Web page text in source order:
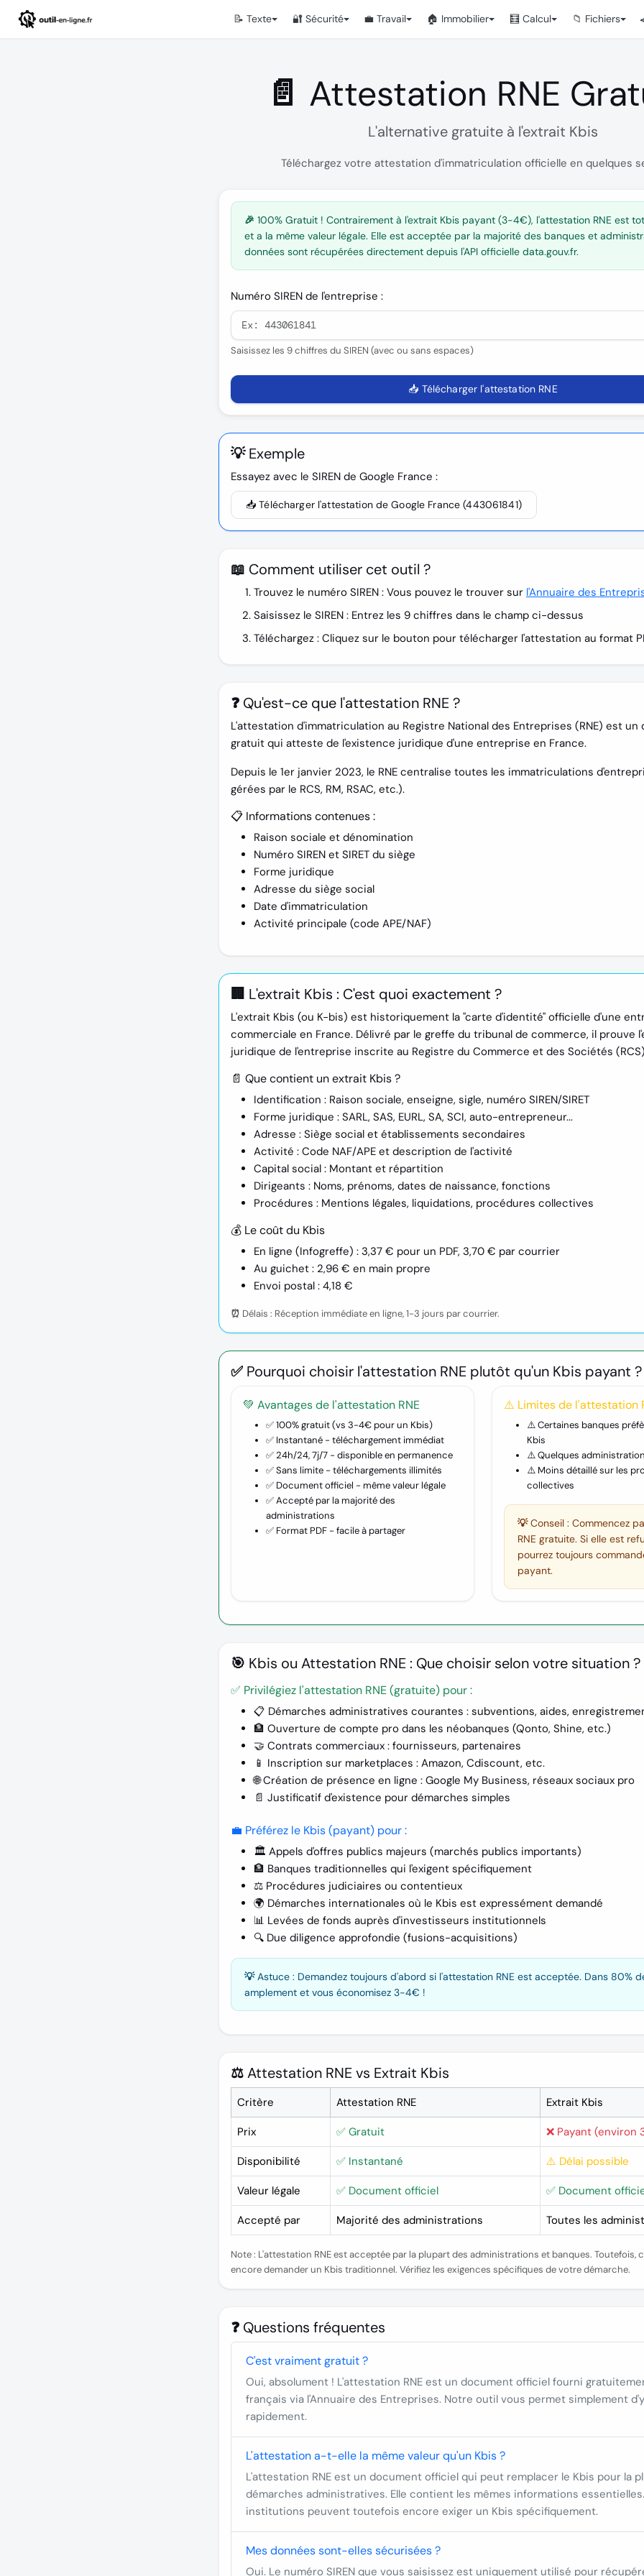
📝 Texte 🔐 Sécurité 💼 Travail 🏠 Immobilier 🧮 Calcul 📁 Fichiers
📄 Attestation RNE
L'alternative gratuite à l'extrait Kbis
Téléchargez votre attestation d'immatriculation officielle en quelques
🎉 100% Gratuit ! Contrairement à l'extrait Kbis payant (3-4€), l'attestation RNE est
et a la même valeur légale. Elle est acceptée par la majorité des banques et
données sont récupérées directement depuis l'API officielle data.gouv.fr.
Numéro SIREN de l'entreprise :
Saisissez les 9 chiffres du SIREN (avec ou sans espaces)
📥 Télécharger l'attestation RNE
💡 Exemple
Essayez avec le SIREN de Google France :
📥 Télécharger l'attestation de Google France (443061841)
📖 Comment utiliser cet outil ?
Trouvez le numéro SIREN : Vous pouvez le trouver sur l'Annuaire des
Saisissez le SIREN : Entrez les 9 chiffres dans le champ ci-dessus
Téléchargez : Cliquez sur le bouton pour télécharger l'attestation au format
❓ Qu'est-ce que l'attestation RNE ?
L'attestation d'immatriculation au Registre National des Entreprises (RNE) est un
gratuit qui atteste de l'existence juridique d'une entreprise en France.
Depuis le 1er janvier 2023, le RNE centralise toutes les immatriculations
gérées par le RCS, RM, RSAC, etc.).
📋 Informations contenues :
Raison sociale et dénomination
Numéro SIREN et SIRET du siège
Forme juridique
Adresse du siège social
Date d'immatriculation
Activité principale (code APE/NAF)
🏢 L'extrait Kbis : C'est quoi exactement ?
L'extrait Kbis (ou K-bis) est historiquement la "carte d'identité" officielle d'une
commerciale en France. Délivré par le greffe du tribunal de commerce, il prouve
juridique de l'entreprise inscrite au Registre du Commerce et des Sociétés
📄 Que contient un extrait Kbis ?
Identification : Raison sociale, enseigne, sigle, numéro SIREN/SIRET
Forme juridique : SARL, SAS, EURL, SA, SCI, auto-entrepreneur...
Adresse : Siège social et établissements secondaires
Activité : Code NAF/APE et description de l'activité
Capital social : Montant et répartition
Dirigeants : Noms, prénoms, dates de naissance, fonctions
Procédures : Mentions légales, liquidations, procédures collectives
💰 Le coût du Kbis
En ligne (Infogreffe) : 3,37 € pour un PDF, 3,70 € par courrier
Au guichet : 2,96 € en main propre
Envoi postal : 4,18 €
⏰ Délais : Réception immédiate en ligne, 1-3 jours par courrier.
✅ Pourquoi choisir l'attestation RNE plutôt qu'un Kbis payant ?
💚 Avantages de l'attestation RNE
✅100% gratuit(vs 3-4€ pour un Kbis)
✅ Instantané - téléchargement immédiat
✅24h/24, 7j/7 - disponible en permanence
✅Sans limite - téléchargements illimités
✅ Document officiel - même valeur légale
✅Accepté par la majorité des
administrations
✅ Format PDF - facile à partager
⚠️ Limites de l'attestation
⚠️ Certaines banques
Kbis
⚠️ Quelques
⚠️ Moins détaillé sur les
collectives
💡 Conseil : Commencez
RNE gratuite. Si elle est
pourrez toujours
payant.
🎯 Kbis ou Attestation RNE : Que choisir selon votre situation ?
✅ Privilégiez l'attestation RNE (gratuite) pour :
📋 Démarches administratives courantes : subventions, aides,
🏦 Ouverture de compte pro dans les néobanques (Qonto, Shine, etc.)
🤝 Contrats commerciaux : fournisseurs, partenaires
📱 Inscription sur marketplaces : Amazon, Cdiscount, etc.
🌐Création de présence en ligne : Google My Business, réseaux sociaux pro
📄 Justificatif d'existence pour démarches simples
💼 Préférez le Kbis (payant) pour :
🏛️ Appels d'offres publics majeurs (marchés publics importants)
🏦 Banques traditionnelles qui l'exigent spécifiquement
⚖️ Procédures judiciaires ou contentieux
🌍 Démarches internationales où le Kbis est expressément demandé
📊 Levées de fonds auprès d'investisseurs institutionnels
🔍 Due diligence approfondie (fusions-acquisitions)
💡 Astuce : Demandez toujours d'abord si l'attestation RNE est acceptée. Dans 80%
amplement et vous économisez 3-4€ !
⚖️ Attestation RNE vs Extrait Kbis
Critère Attestation RNE Extrait Kbis
Prix ✅ Gratuit ❌ Payant
Disponibilité ✅ Instantané ⚠️ Délai possible
Valeur légale ✅ Document officiel ✅ Document
Accepté par Majorité des administrations Toutes les
Note : L'attestation RNE est acceptée par la plupart des administrations et banques. Toutefois,
encore demander un Kbis traditionnel. Vérifiez les exigences spécifiques de votre démarche.
❓ Questions fréquentes
C'est vraiment gratuit ?
Oui, absolument ! L'attestation RNE est un document officiel fourni
français via l'Annuaire des Entreprises. Notre outil vous permet simplement
rapidement.
L'attestation a-t-elle la même valeur qu'un Kbis ?
L'attestation RNE est un document officiel qui peut remplacer le Kbis pour la
démarches administratives. Elle contient les mêmes informations
institutions peuvent toutefois encore exiger un Kbis spécifiquement.
Mes données sont-elles sécurisées ?
Oui. Le numéro SIREN que vous saisissez est uniquement utilisé pour